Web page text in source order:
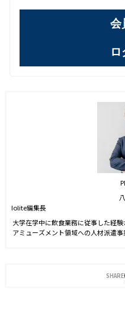
会
ロ
Iolite編集長
大学在学中に飲食業務に従事した経
アミューズメント領域への人材派遣
SHARE